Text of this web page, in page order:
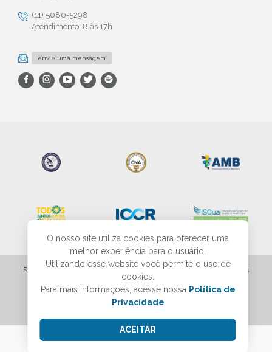
O nosso site utiliza cookies para oferecer uma
melhor experiência para o usuário.
Utilizando esse website você permite o uso de
cookies.
Para mais informações, acesse nossa Política de
Privacidade
ACEITAR
(11) 5080-5298
Atendimento: 8 às 17h
envie uma mensagem
SBP - Sociedade Brasileira de Patologia - Todos os direitos reservados
Criação do site